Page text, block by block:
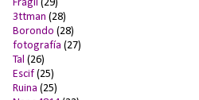
Frágil (29)
3ttman (28)
Borondo (28)
fotografía (27)
Tal (26)
Escif (25)
Ruina (25)